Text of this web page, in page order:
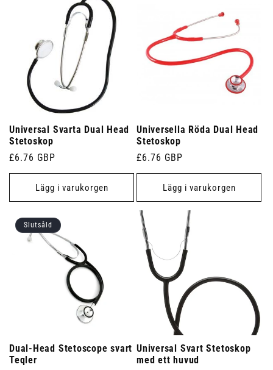
Universal Svarta Dual Head
Stetoskop
Ordinarie
pris
£6.76 GBP
Lägg i varukorgen
Universella Röda Dual Head
Stetoskop
Ordinarie
pris
£6.76 GBP
Lägg i varukorgen
Slutsåld
Dual-Head Stetoscope svart
Teqler
Universal Svart Stetoskop
med ett huvud